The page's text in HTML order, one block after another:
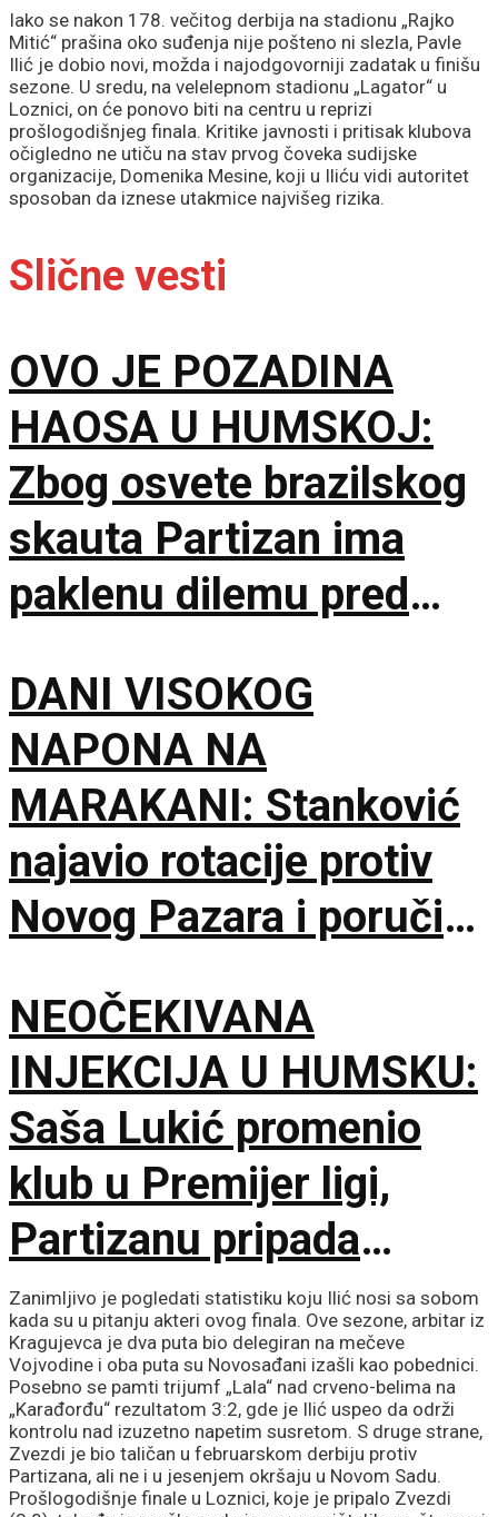
Iako se nakon 178. večitog derbija na stadionu „Rajko
Mitić“ prašina oko suđenja nije pošteno ni slezla, Pavle
Ilić je dobio novi, možda i najodgovorniji zadatak u finišu
sezone. U sredu, na velelepnom stadionu „Lagator“ u
Loznici, on će ponovo biti na centru u reprizi
prošlogodišnjeg finala. Kritike javnosti i pritisak klubova
očigledno ne utiču na stav prvog čoveka sudijske
organizacije, Domenika Mesine, koji u Iliću vidi autoritet
sposoban da iznese utakmice najvišeg rizika.
Slične vesti
OVO JE POZADINA
HAOSA U HUMSKOJ:
Zbog osvete brazilskog
skauta Partizan ima
paklenu dilemu pred
DANI VISOKOG
NAPONA NA
MARAKANI: Stanković
najavio rotacije protiv
Novog Pazara i poručio
smrti, ali hoću
maksimum!
NEOČEKIVANA
INJEKCIJA U HUMSKU:
Saša Lukić promenio
klub u Premijer ligi,
Partizanu pripada
fantastičnih 300.000
evra!
Zanimljivo je pogledati statistiku koju Ilić nosi sa sobom
kada su u pitanju akteri ovog finala. Ove sezone, arbitar iz
Kragujevca je dva puta bio delegiran na mečeve
Vojvodine i oba puta su Novosađani izašli kao pobednici.
Posebno se pamti trijumf „Lala“ nad crveno-belima na
„Karađorđu“ rezultatom 3:2, gde je Ilić uspeo da održi
kontrolu nad izuzetno napetim susretom. S druge strane,
Zvezdi je bio taličan u februarskom derbiju protiv
Partizana, ali ne i u jesenjem okršaju u Novom Sadu.
Prošlogodišnje finale u Loznici, koje je pripalo Zvezdi